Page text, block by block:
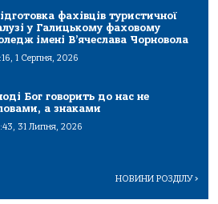
фахівців туристичної
у Галицькому фаховому
імені В’ячеслава Чорновола
1 Серпня, 2026
Бог говорить до нас не
а знаками
31 Липня, 2026
НОВИНИ РОЗДІЛУ>